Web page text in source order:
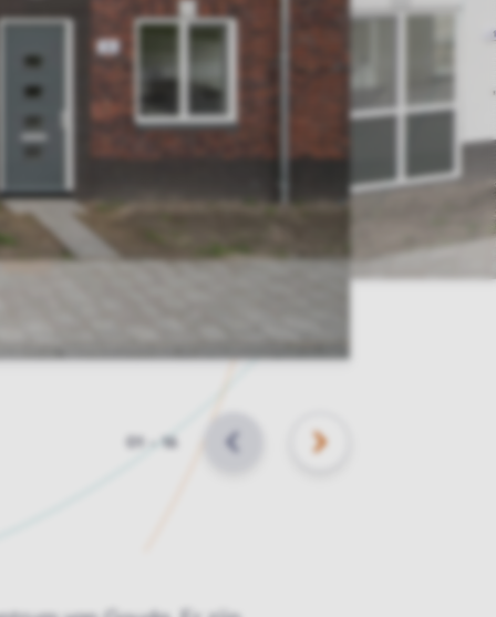
Slide
VORIGE VOLGENDE